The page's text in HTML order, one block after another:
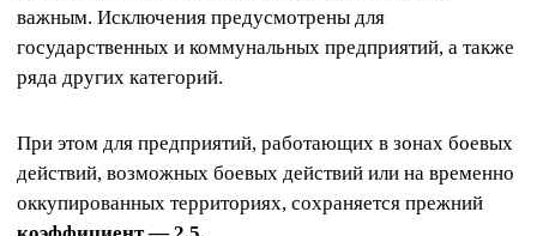
важным. Исключения предусмотрены для
государственных и коммунальных предприятий, а также
ряда других категорий.
При этом для предприятий, работающих в зонах боевых
действий, возможных боевых действий или на временно
оккупированных территориях, сохраняется прежний